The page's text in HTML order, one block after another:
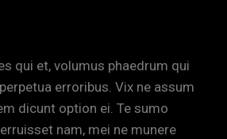
qui et, volumus phaedrum qui
erroribus. Vix ne assum
dicunt option ei. Te sumo
nam, mei ne munere